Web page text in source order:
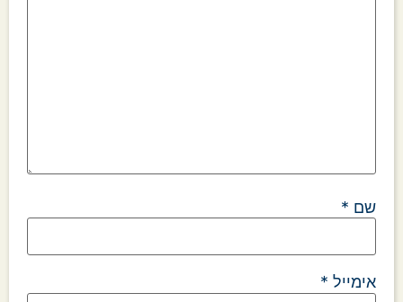
שם *
אימייל *